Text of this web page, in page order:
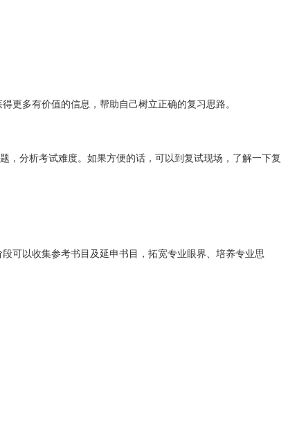
多有价值的信息，帮助自己树立正确的复习思路。
分析考试难度。如果方便的话，可以到复试现场，了解一下复
可以收集参考书目及延申书目，拓宽专业眼界、培养专业思